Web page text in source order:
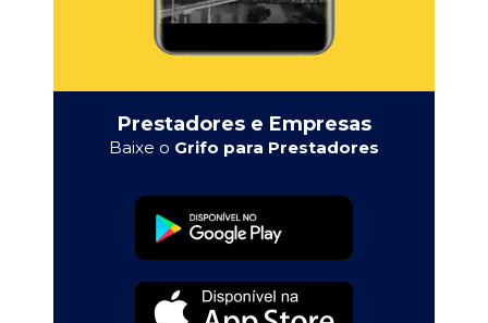
Prestadores e Empresas
Baixe o Grifo para Prestadores